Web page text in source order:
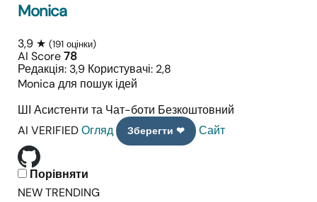
Monica
3,9 ★ (191 оцінки)
AI Score78
Редакція: 3,9 Користувачі: 2,8
Monica для пошук ідей
ШІ Асистенти та Чат-боти Безкоштовний
AI VERIFIEDОгляд Зберегти ❤ Сайт
Порівняти
NEWTRENDING